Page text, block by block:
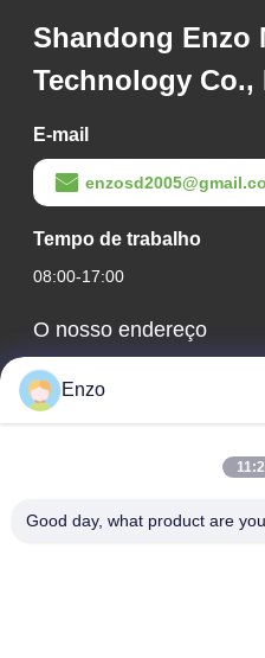
Shandong Enzo
Technology Co.,
E-mail
Tempo de trabalho
08:00-17:00
O nosso endereço
Endereço da empresa
Nº 599, Estrada Zhangbei,
Nº 553, Estrada Zhangbei,
Enzo
Good day, what product are